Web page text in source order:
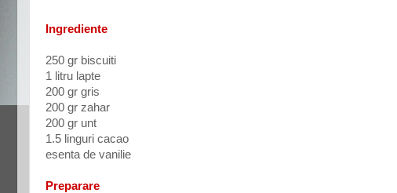
Ingrediente
250 gr biscuiti
1 litru lapte
200 gr gris
200 gr zahar
200 gr unt
1.5 linguri cacao
esenta de vanilie
Preparare